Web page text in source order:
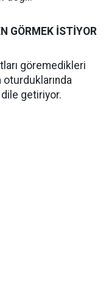
GÖRMEK İSTİYOR
göremedikleri
oturduklarında
dile getiriyor.